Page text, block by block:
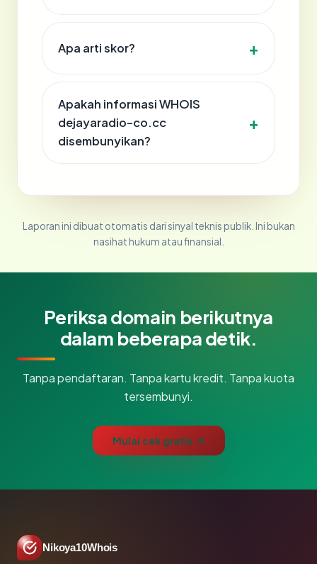
Apa arti skor?
Apakah informasi WHOIS
dejayaradio-co.cc
disembunyikan?
Laporan ini dibuat otomatis dari sinyal teknis publik. Ini bukan
nasihat hukum atau finansial.
Periksa domain berikutnya
dalam beberapa detik.
Tanpa pendaftaran. Tanpa kartu kredit. Tanpa kuota
tersembunyi.
Mulai cek gratis →
Nikoya10Whois